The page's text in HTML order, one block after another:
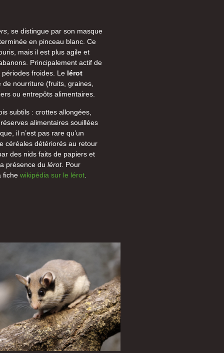
, se distingue par son masque
en pinceau blanc. Ce
mais il est plus agile et
Principalement actif de
périodes froides. Le lérot
de nourriture (fruits, graines,
ou entrepôts alimentaires.
subtils : crottes allongées,
alimentaires souillées
il n’est pas rare qu’un
céréales détériorés au retour
des nids faits de papiers et
présence dulérot. Pour
fichewikipédia sur le lérot